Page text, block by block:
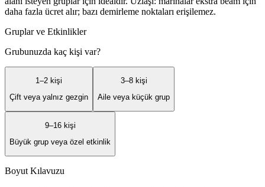
daha fazla ücret alır; bazı demirleme noktaları erişilemez.
Gruplar ve Etkinlikler
Grubunuzda kaç kişi var?
1–2 kişi
Çift veya yalnız gezgin
3–8 kişi
Aile veya küçük grup
9–16 kişi
Büyük grup veya özel etkinlik
Boyut Kılavuzu